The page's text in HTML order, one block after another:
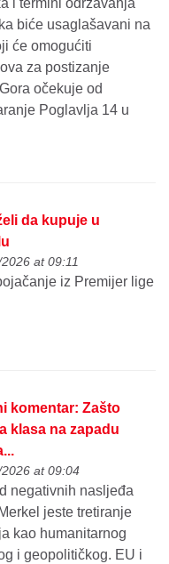
biće usaglašavani na
će omogućiti
za postizanje
očekuje od
Poglavlja 14 u
da kupuje u
at 09:11
iz Premijer lige
komentar: Zašto
klasa na zapadu
at 09:04
negativnih nasljeđa
jeste tretiranje
kao humanitarnog
i geopolitičkog. EU i